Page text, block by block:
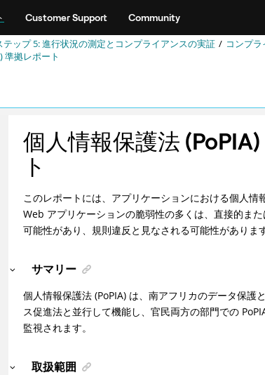
Customer Support Community
テップ 5: 進行状況の測定とコンプライアンスの実証
コンプ
準拠レポート
個人情報保護法
ト
このレポートには、アプリケーションにおける個人情
Web アプリケーションの脆弱性の多くは、直接的ま
可能性があり、規則違反と見なされる可能性があります
サマリー
個人情報保護法 (PoPIA) は、南アフリカのデータ保
ス促進法と並行して機能し、官民両方の部門での
監視されます。
取扱範囲